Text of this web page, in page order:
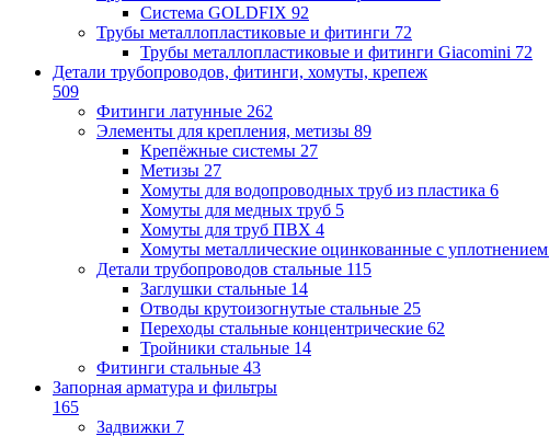
Система GOLDFIX 92
Трубы металлопластиковые и фитинги 72
Трубы металлопластиковые и фитинги Giacomini 72
Детали трубопроводов, фитинги, хомуты, крепеж
509
Фитинги латунные 262
Элементы для крепления, метизы 89
Крепёжные системы 27
Метизы 27
Хомуты для водопроводных труб из пластика 6
Хомуты для медных труб 5
Хомуты для труб ПВХ 4
Хомуты металлические оцинкованные с уплотнением
Детали трубопроводов стальные 115
Заглушки стальные 14
Отводы крутоизогнутые стальные 25
Переходы стальные концентрические 62
Тройники стальные 14
Фитинги стальные 43
Запорная арматура и фильтры
165
Задвижки 7